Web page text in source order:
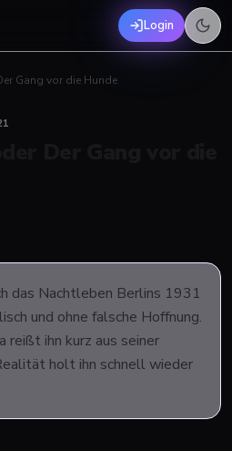
Login
Gang vor die Hunde
das Nachtleben Berlins 1931
und ohne falsche Hoffnung.
reißt ihn kurz aus seiner
holt ihn schnell wieder